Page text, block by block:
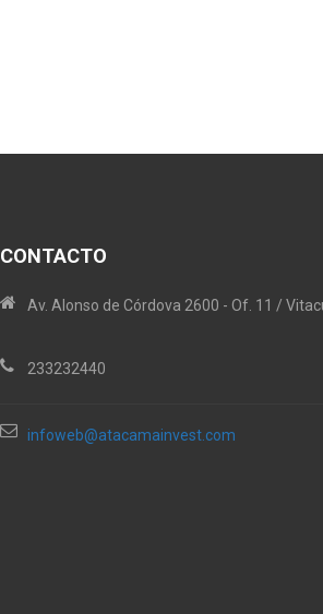
CONTACTO
Av. Alonso de Córdova 2600 - Of. 11 /
233232440
infoweb@atacamainvest.com